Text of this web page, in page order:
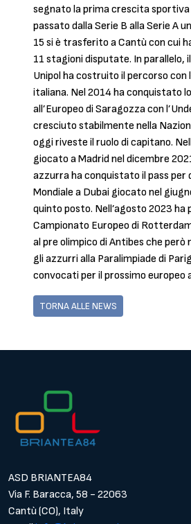
segnato la prima crescita sportiva
passato dalla Serie B alla Serie A
15 si è trasferito a Cantù con cui
11 stagioni disputate. In parallelo,
Unipol ha costruito il percorso con
italiana. Nel 2014 ha conquistato
all’Europeo di Saragozza con
cresciuto stabilmente nella
oggi riveste il ruolo di capitano.
giocato a Madrid nel dicembre
azzurra ha conquistato il pass per
Mondiale a Dubai giocato nel
quinto posto. Nell’agosto 2023
Campionato Europeo di
al pre olimpico di Antibes che però
gli azzurri alla Paralimpiade di
convocati per il prossimo europeo
TORNA ALLE NEWS
ASD BRIANTEA84
Via F. Baracca, 58 - 22063
Cantù (CO), Italy